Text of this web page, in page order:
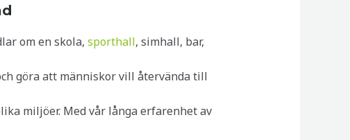
om en skola, sporthall, simhall, bar,
göra att människor vill återvända till
miljöer. Med vår långa erfarenhet av